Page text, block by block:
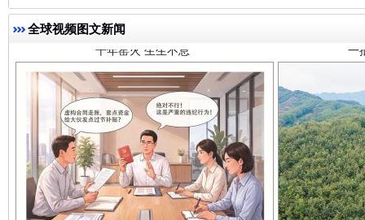
全球视频图文新闻
揭开“小金库”的免责幌子